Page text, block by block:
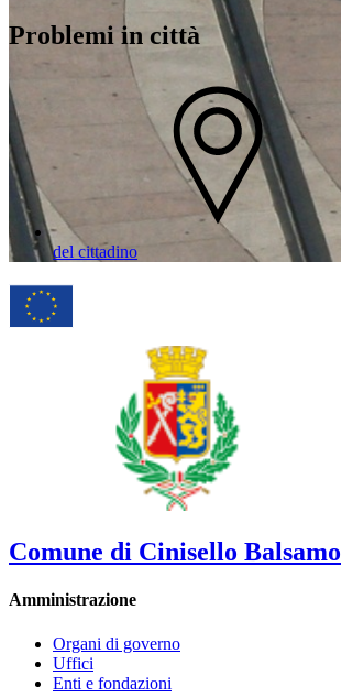
Problemi in città
del cittadino
Comune di Cinisello Balsamo
Amministrazione
Organi di governo
Uffici
Enti e fondazioni